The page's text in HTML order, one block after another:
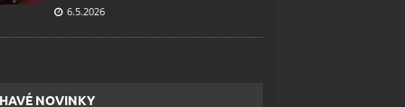
6.5.2026
NOVINKY